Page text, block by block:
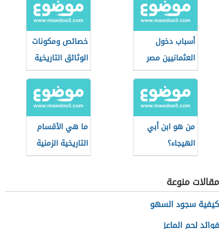
أسباب دخول
العثمانيين مصر
خصائص ومكونات
الوثائق التاريخية
من هو ابن أبي
الهيجاء؟
ما هي الأقسام
التاريخية الزمنية
للعصر الحديث؟
مقالات منوعة
كيفية سجود السهو
فوائد لحم الماعز